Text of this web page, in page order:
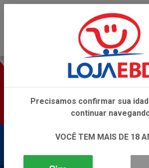
Precisamos confirmar sua
continuar
VOCÊ TEM MAIS DE 18